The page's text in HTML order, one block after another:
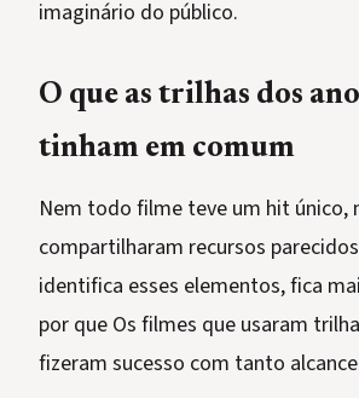
imaginário do público.
O que as trilhas dos
tinham em comum
Nem todo filme teve um hit único,
compartilharam recursos
identifica esses elementos, fica
por que Os filmes que usaram
fizeram sucesso com tanto